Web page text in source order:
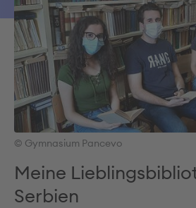
© Gymnasium Pancevo
Meine
Serbien